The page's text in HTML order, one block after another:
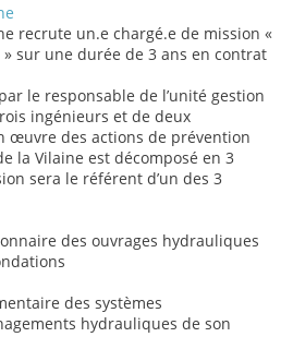
recrute un.e chargé.e de mission «
sur une durée de 3 ans en contrat
le responsable de l’unité gestion
ingénieurs et de deux
œuvre des actions de prévention
la Vilaine est décomposé en 3
sera le référent d’un des 3
des ouvrages hydrauliques
des systèmes
hydrauliques de son